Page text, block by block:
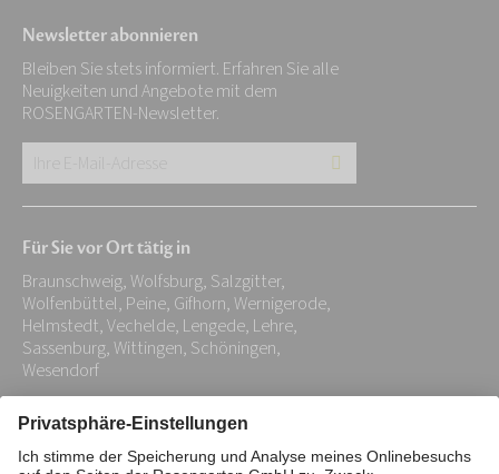
Newsletter abonnieren
Bleiben Sie stets informiert. Erfahren Sie alle
Neuigkeiten und Angebote mit dem
ROSENGARTEN-Newsletter.
Adresse:
*
Für Sie vor Ort tätig in
Braunschweig, Wolfsburg, Salzgitter,
Wolfenbüttel, Peine, Gifhorn, Wernigerode,
Helmstedt, Vechelde, Lengede, Lehre,
Sassenburg, Wittingen, Schöningen,
Wesendorf
Impressum Datenschutz Stiftung